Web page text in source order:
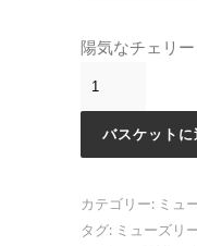
陽気なチェリ
バスケット
カテゴリー: ミュ
タグ: ミューズリ